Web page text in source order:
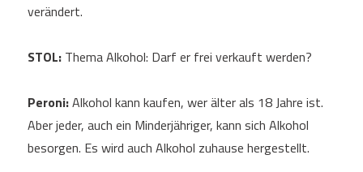
verändert.
STOL:Thema Alkohol: Darf er frei verkauft werden?
Peroni:Alkohol kann kaufen, wer älter als 18 Jahre ist.
Aber jeder, auch ein Minderjähriger, kann sich Alkohol
besorgen. Es wird auch Alkohol zuhause hergestellt.